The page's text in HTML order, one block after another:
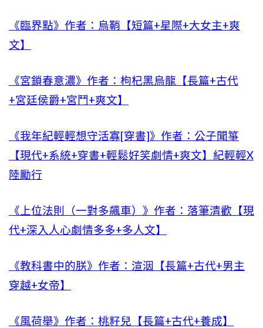
《臨界點》作者：烏鞘【短篇+星際+大女主+爽
文】
《宮鎖春意濃》作者：枸杞黑烏龍【長篇+古代
+宮廷侯爵+宮鬥+爽文】
《我年紀輕輕想守活寡[穿書]》作者：公子聞箏
【現代+系統+穿書+輕鬆好笑劇情+爽文】紀輕輕X
陸勵行
《上位法則（一對多飆車）》作者：落筆清歡【現
代+深入人心劇情多多+多人文】
《教科書中的朕》作者：渲洇【長篇+古代+男主
穿越+女帝】
《風荷舉》作者：桃籽兒【長篇+古代+養成】